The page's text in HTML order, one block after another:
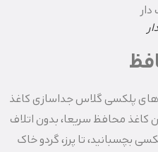
های ‌پلکسی گلاس جداسازی کاغذ
محافظ سریعا، بدون اتلاف
بچسبانید، تا پرز، گردو خاک